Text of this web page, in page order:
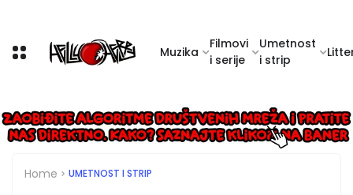
Muzika
Filmovi
i serije
Umetnost
i strip
Home UMETNOST I STRIP